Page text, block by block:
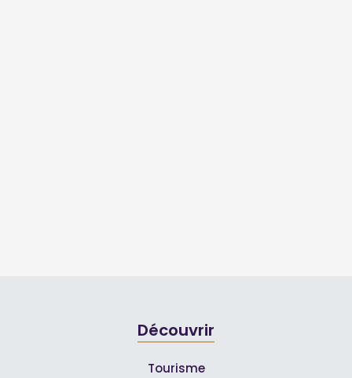
Découvrir
Tourisme